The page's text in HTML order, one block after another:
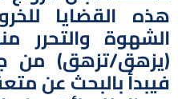
هذه القضايا
الشهوة والتحرر
(يزهق/تزهق) من
فيبدأ بالبحث عن